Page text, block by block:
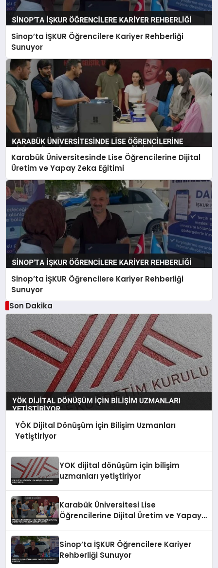
Sinop’ta İŞKUR Öğrencilere Kariyer Rehberliği
Sunuyor
Karabük Üniversitesinde Lise Öğrencilerine Dijital
Üretim ve Yapay Zeka Eğitimi
Sinop’ta İŞKUR Öğrencilere Kariyer Rehberliği
Sunuyor
Son Dakika
YÖK Dijital Dönüşüm İçin Bilişim Uzmanları
Yetiştiriyor
YOK dijital dönüşüm için bilişim
uzmanları yetiştiriyor
Karabük Üniversitesi Lise
Öğrencilerine Dijital Üretim ve Yapay
Sinop’ta İŞKUR Öğrencilere Kariyer
Rehberliği Sunuyor